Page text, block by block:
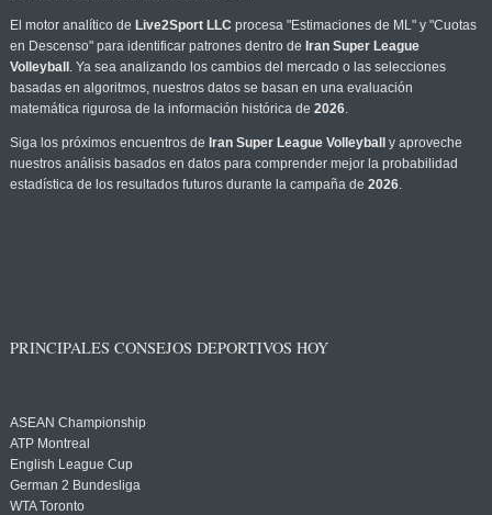
El motor analítico de Live2Sport LLC procesa "Estimaciones de ML" y "Cuotas
en Descenso" para identificar patrones dentro de Iran Super League
Volleyball . Ya sea analizando los cambios del mercado o las selecciones
basadas en algoritmos, nuestros datos se basan en una evaluación
matemática rigurosa de la información histórica de 2026.
Siga los próximos encuentros de Iran Super League Volleyball
y aproveche
nuestros análisis basados en datos para comprender mejor la probabilidad
estadística de los resultados futuros durante la campaña de 2026.
PRINCIPALES CONSEJOS DEPORTIVOS HOY
ASEAN Championship
ATP Montreal
English League Cup
German 2 Bundesliga
WTA Toronto